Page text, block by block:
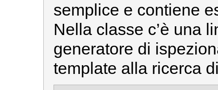
semplice e contiene
Nella classe c’è una
generatore di
template alla ricerca